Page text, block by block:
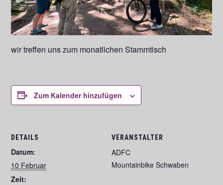
wir treffen uns zum monatlichen Stammtisch
Zum Kalender hinzufügen
DETAILS
Datum:
10 Februar
Zeit:
VERANSTALTER
ADFC
Mountainbike Schwaben